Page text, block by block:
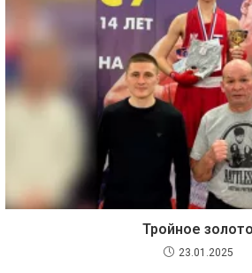
Тройное золото
23.01.2025